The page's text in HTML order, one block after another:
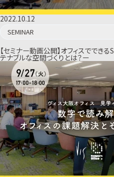
2022.10.12
SEMINAR
【セミナー動画公開】オフィスででき
テナブルな空間づくりとは？ー